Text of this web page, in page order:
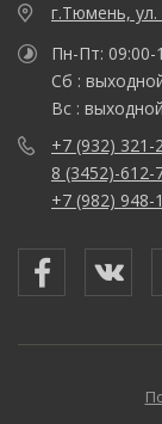
г.Тюмень,
Пн-Пт: 09:00-
Сб :
Вс :
+7 (932) 321-
8 (3452)-612-
+7 (982) 948-